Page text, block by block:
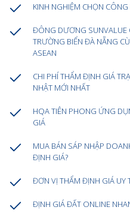
KINH NGHIỆM CHỌN
ĐÔNG DƯƠNG SUNVALUE
TRƯỜNG BIỂN ĐÀ NẴNG
ASEAN
CHI PHÍ THẨM ĐỊNH GIÁ
NHẬT MỚI NHẤT
HQA TIÊN PHONG ỨNG
GIÁ
MUA BÁN SÁP NHẬP
ĐỊNH GIÁ?
ĐƠN VỊ THẨM ĐỊNH GIÁ UY
ĐỊNH GIÁ ĐẤT ONLINE